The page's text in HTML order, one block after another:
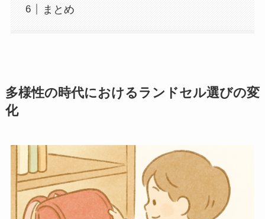
まとめ
多様性の時代におけるランドセル選びの変
化